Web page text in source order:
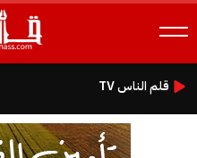
قلم الناس TV